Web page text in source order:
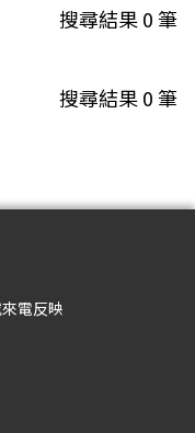
搜尋結果0筆
搜尋結果0筆
電反映